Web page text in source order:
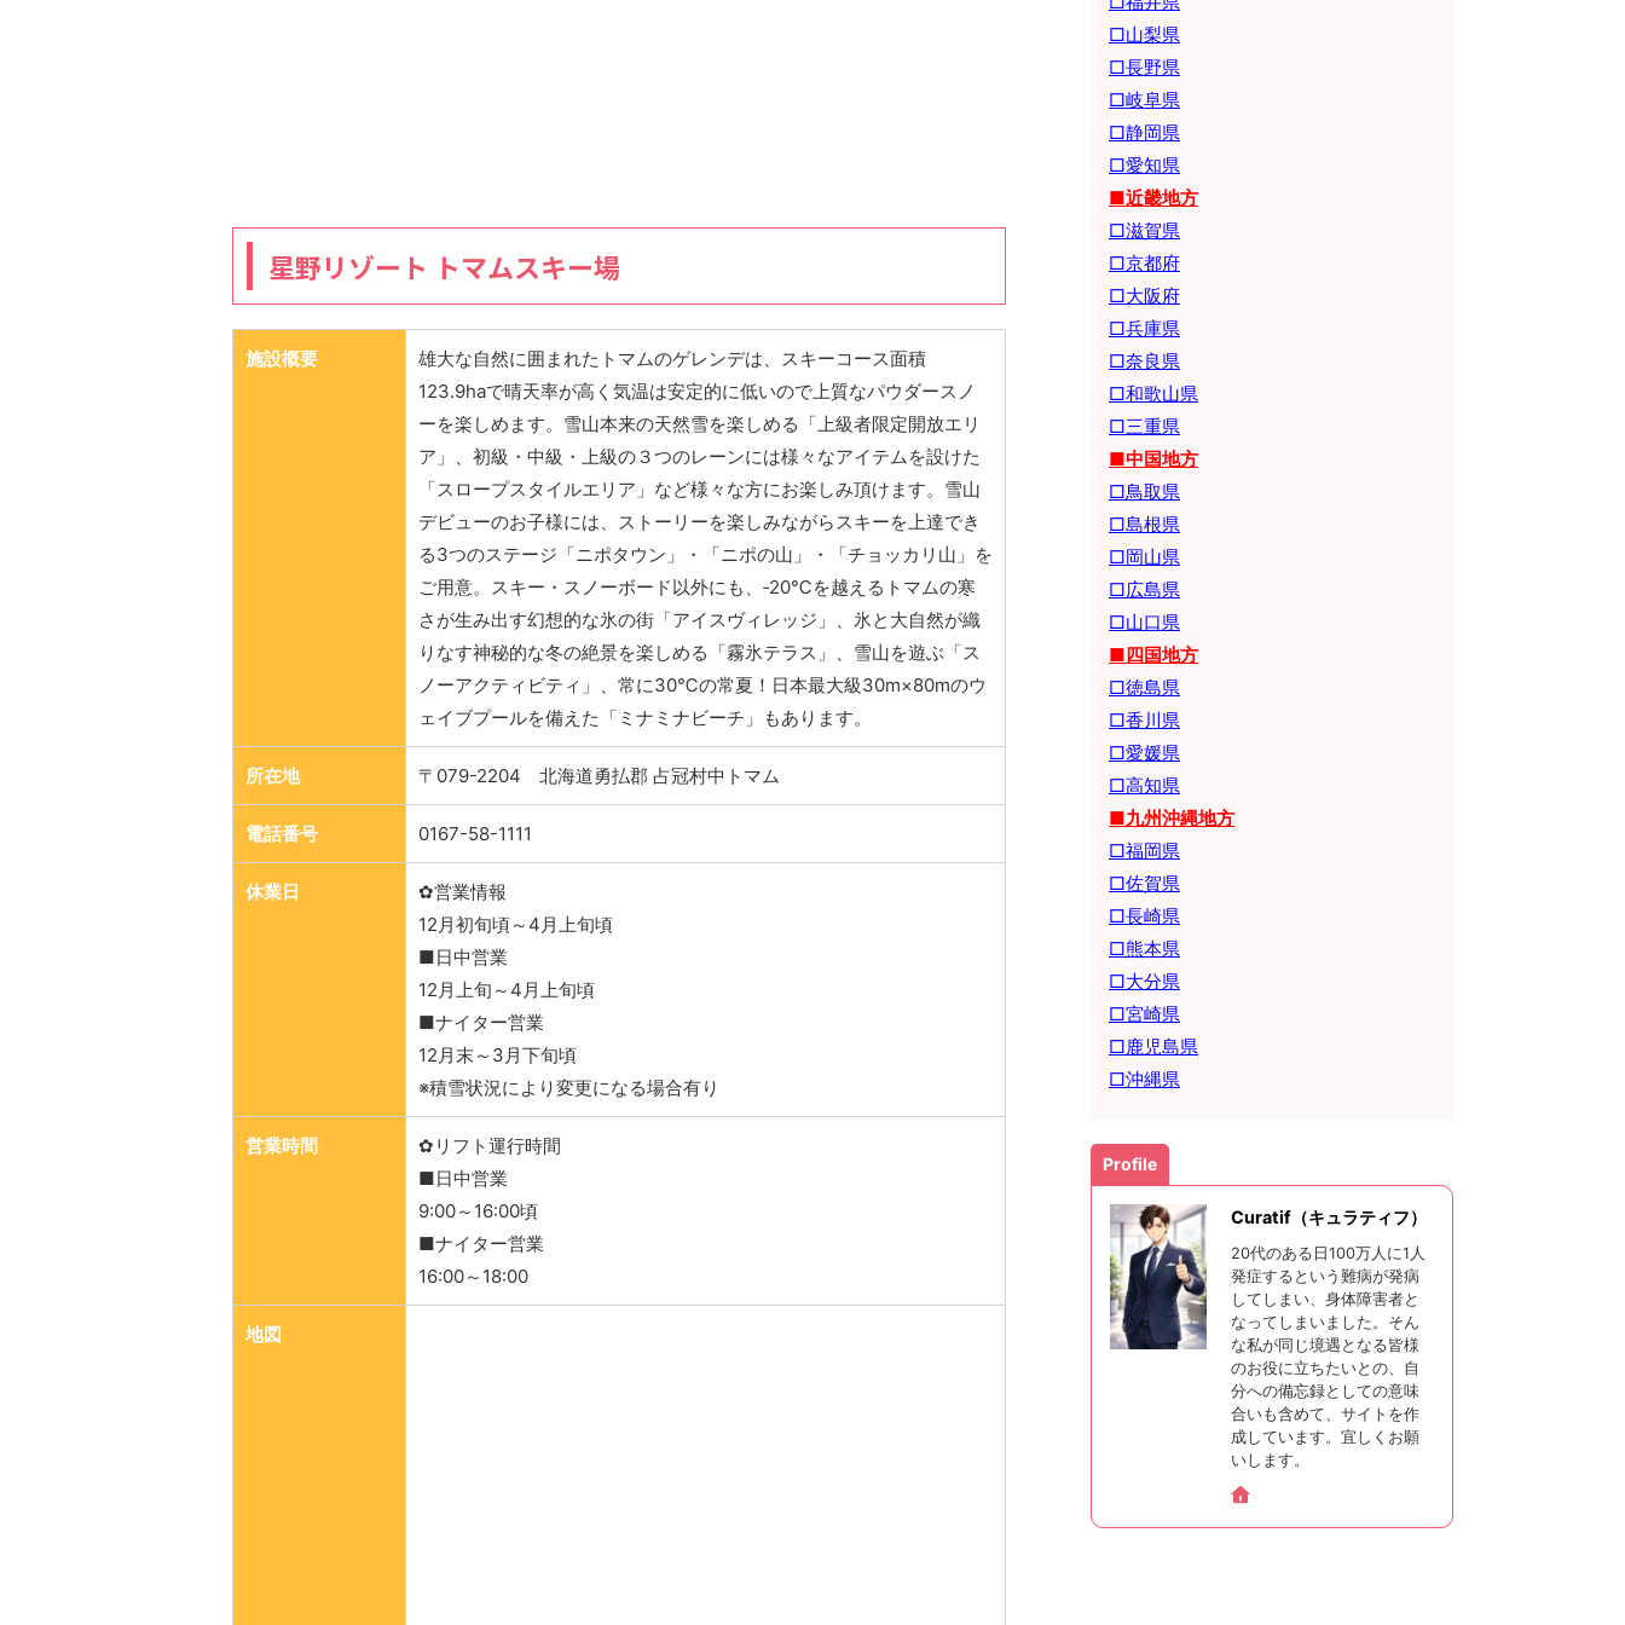
星野リゾート トマムスキー場
施設概要
雄大な自然に囲まれたトマムのゲレンデは、スキーコース面積
123.9haで晴天率が高く気温は安定的に低いので上質なパウダースノ
ーを楽しめます。雪山本来の天然雪を楽しめる「上級者限定開放エリ
ア」、初級・中級・上級の３つのレーンには様々なアイテムを設けた
「スロープスタイルエリア」など様々な方にお楽しみ頂けます。雪山
デビューのお子様には、ストーリーを楽しみながらスキーを上達でき
る3つのステージ「ニポタウン」・「ニポの山」・「チョッカリ山」を
ご用意。スキー・スノーボード以外にも、‐20℃を越えるトマムの寒
さが生み出す幻想的な氷の街「アイスヴィレッジ」、氷と大自然が織
りなす神秘的な冬の絶景を楽しめる「霧氷テラス」、雪山を遊ぶ「ス
ノーアクティビティ」、常に30℃の常夏！日本最大級30m×80mのウ
ェイブプールを備えた「ミナミナビーチ」もあります。
所在地 〒079-2204 北海道勇払郡 占冠村中トマム
電話番号 0167-58-1111
休業日
✿営業情報
12月初旬頃～4月上旬頃
■日中営業
12月上旬～4月上旬頃
■ナイター営業
12月末～3月下旬頃
※積雪状況により変更になる場合有り
営業時間
✿リフト運行時間
■日中営業
9:00～16:00頃
■ナイター営業
16:00～18:00
地図
□山梨県
□長野県
□岐阜県
□静岡県
□愛知県
■近畿地方
□滋賀県
□京都府
□大阪府
□兵庫県
□奈良県
□和歌山県
□三重県
■中国地方
□鳥取県
□島根県
□岡山県
□広島県
□山口県
■四国地方
□徳島県
□香川県
□愛媛県
□高知県
■九州沖縄地方
□福岡県
□佐賀県
□長崎県
□熊本県
□大分県
□宮崎県
□鹿児島県
□沖縄県
Profile
Curatif（キュラティフ）
20代のある日100万人に1人
発症するという難病が発病
してしまい、身体障害者と
なってしまいました。そん
な私が同じ境遇となる皆様
のお役に立ちたいとの、自
分への備忘録としての意味
合いも含めて、サイトを作
成しています。宜しくお願
いします。